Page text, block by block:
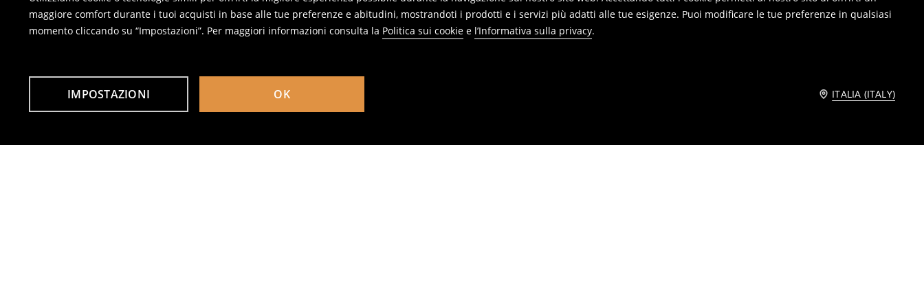
maggiore comfort durante i tuoi acquisti in base alle tue preferenze e abitudini, mostrandoti i prodotti e i servizi più adatti alle tue esigenze. Puoi modificare le tue preferenze in qualsiasi
momento cliccando su “Impostazioni”. Per maggiori informazioni consulta la Politica sui cookie e l’Informativa sulla privacy.
IMPOSTAZIONI OK ITALIA (ITALY)